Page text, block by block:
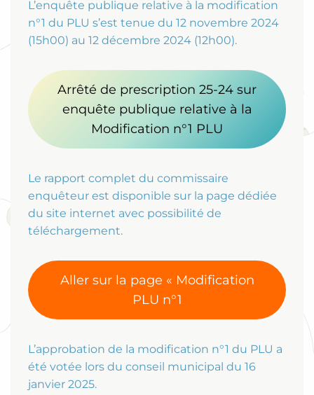
L’enquête publique relative à la modification
n°1 du PLU s’est tenue du 12 novembre 2024
(15h00) au 12 décembre 2024 (12h00).
Arrêté de prescription 25-24 sur
enquête publique relative à la
Modification n°1 PLU
Le rapport complet du commissaire
enquêteur est disponible sur la page dédiée
du site internet avec possibilité de
téléchargement.
Aller sur la page « Modification
PLU n°1
L’approbation de la modification n°1 du PLU a
été votée lors du conseil municipal du 16
janvier 2025.